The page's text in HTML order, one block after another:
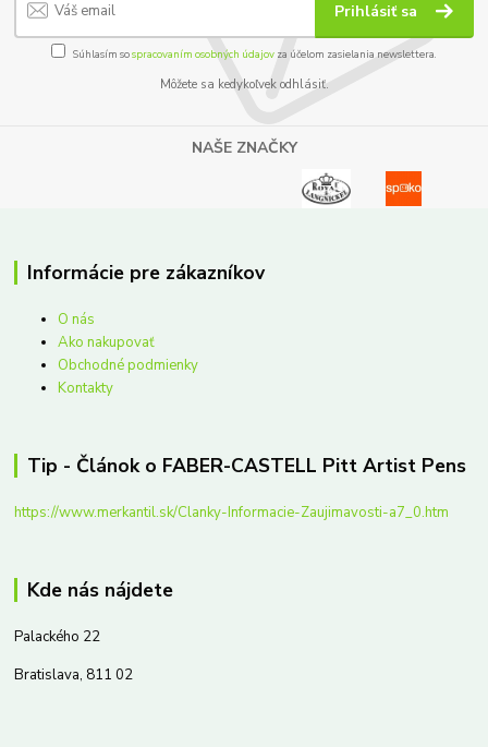
Prihlásiť sa
Súhlasím sospracovaním osobných údajov za účelom zasielania newslettera.
Môžete sa kedykoľvek odhlásiť.
NAŠE ZNAČKY
Informácie pre zákazníkov
O nás
Ako nakupovať
Obchodné podmienky
Kontakty
Tip - Článok o FABER-CASTELL Pitt Artist Pens
https://www.merkantil.sk/Clanky-Informacie-Zaujimavosti-a7_0.htm
Kde nás nájdete
Palackého 22
Bratislava, 811 02